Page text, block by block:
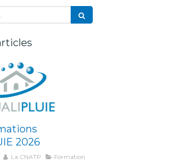
2026
La CNATP Formation